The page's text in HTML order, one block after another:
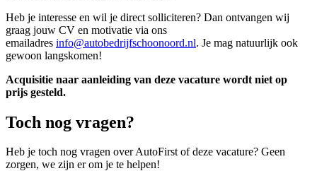
Heb je interesse en wil je direct solliciteren? Dan ontvangen wij
graag jouw CV en motivatie via ons
emailadres info@autobedrijfschoonoord.nl. Je mag natuurlijk ook
gewoon langskomen!
Acquisitie naar aanleiding van deze vacature wordt niet op
prijs gesteld.
Toch nog vragen?
Heb je toch nog vragen over AutoFirst of deze vacature? Geen
zorgen, we zijn er om je te helpen!